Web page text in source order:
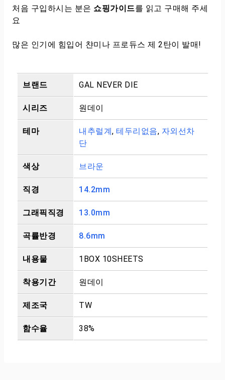
처음 구입하시는 분은 쇼핑가이드를 읽고 구매해 주세
요
많은 인기에 힘입어 챤미나 프로듀스 제 2탄이 발매!
브랜드 GAL NEVER DIE
시리즈 원데이
테마 내추럴계, 테두리없음, 자외선차
단
색상 브라운
직경 14.2mm
그래픽직경 13.0mm
곡률반경 8.6mm
내용물 1BOX 10SHEETS
착용기간 원데이
제조국 TW
함수율 38%